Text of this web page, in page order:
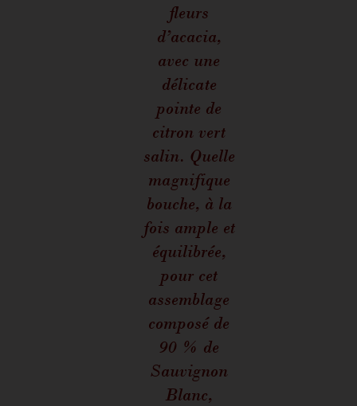
fleurs
d’acacia,
avec une
délicate
pointe de
citron vert
salin. Quelle
magnifique
bouche, à la
fois ample et
équilibrée,
pour cet
assemblage
composé de
90 % de
Sauvignon
Blanc,